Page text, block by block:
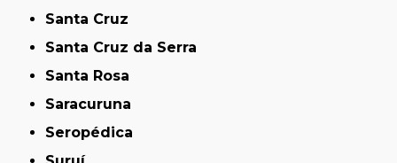
Santa Cruz
Santa Cruz da Serra
Santa Rosa
Saracuruna
Seropédica